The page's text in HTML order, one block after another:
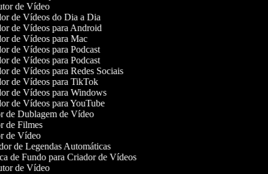
de Vídeo
de Vídeos do Dia a Dia
de Vídeos para Android
de Vídeos para Mac
de Vídeos para Podcast
de Vídeos para Podcast
de Vídeos para Redes Sociais
de Vídeos para TikTok
de Vídeos para Windows
de Vídeos para YouTube
Dublagem de Vídeo
Filmes
de Vídeo
de Legendas Automáticas
de Fundo para Criador de Vídeos
de Vídeo